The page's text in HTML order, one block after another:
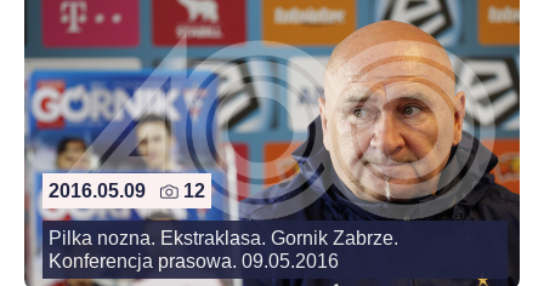
2016.05.09 12
Pilka nozna. Ekstraklasa. Gornik Zabrze.
Konferencja prasowa. 09.05.2016